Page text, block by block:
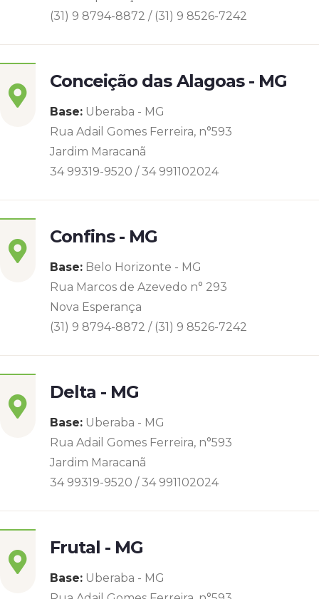
(31) 9 8794-8872 / (31) 9 8526-7242
Conceição das Alagoas - MG
Base: Uberaba - MG
Rua Adail Gomes Ferreira, n°593
Jardim Maracanã
34 99319-9520 / 34 991102024
Confins - MG
Base: Belo Horizonte - MG
Rua Marcos de Azevedo n° 293
Nova Esperança
(31) 9 8794-8872 / (31) 9 8526-7242
Delta - MG
Base: Uberaba - MG
Rua Adail Gomes Ferreira, n°593
Jardim Maracanã
34 99319-9520 / 34 991102024
Frutal - MG
Base: Uberaba - MG